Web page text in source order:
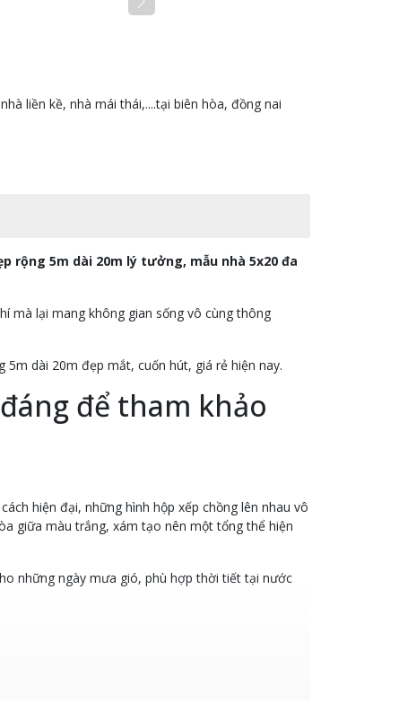
liền kề, nhà mái thái,....tại biên hòa, đồng nai
rộng 5m dài 20m lý tưởng, mẫu nhà 5x20 đa
mà lại mang không gian sống vô cùng thông
dài 20m đẹp mắt, cuốn hút, giá rẻ hiện nay.
để tham khảo
hiện đại, những hình hộp xếp chồng lên nhau vô
giữa màu trắng, xám tạo nên một tổng thể hiện
những ngày mưa gió, phù hợp thời tiết tại nước